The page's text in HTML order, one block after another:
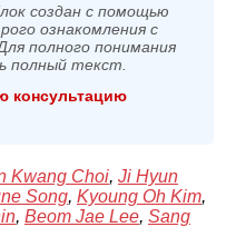
создан с помощью
ознакомления с
полного понимания
полный текст.
консультацию
Kwang Choi, Ji Hyun
Song, Kyoung Oh Kim,
, Beom Jae Lee, Sang